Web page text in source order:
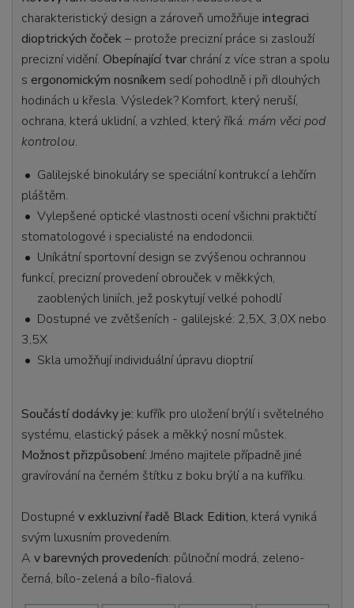
charakteristický design a zároveň umožňujeintegraci
dioptrických čoček– protože precizní práce si zaslouží
precizní vidění.Obepínající tvar chrání z více stran a spolu
s ergonomickým nosníkem sedí pohodlně i při dlouhých
hodinách u křesla. Výsledek? Komfort, který neruší,
ochrana, která uklidní, a vzhled, který říká:mám věci pod
kontrolou.
• Galilejské binokuláry se speciální kontrukcí a lehčím
pláštěm.
• Vylepšené optické vlastnosti ocení všichni praktičtí
stomatologové i specialisté na endodoncii.
• Uníkátní sportovní design se zvýšenou ochrannou
funkcí, precizní provedení obrouček v měkkých,
zaoblených liniích, jež poskytují velké pohodlí
• Dostupné ve zvětšeních - galilejské: 2,5X, 3,0X nebo
3,5X
• Skla umožňují individuální úpravu dioptrií
Součástí dodávky je: kufřík pro uložení brýlí i světelného
systému, elastický pásek a měkký nosní můstek.
Možnost přizpůsobení:Jméno majitele případně jiné
gravírování na černém štítku z boku brýlí a na kufříku.
Dostupnév exkluzivní řadě Black Edition, která vyniká
svým luxusním provedením.
Av barevných provedeních: půlnoční modrá, zeleno-
černá, bílo-zelená a bílo-fialová.